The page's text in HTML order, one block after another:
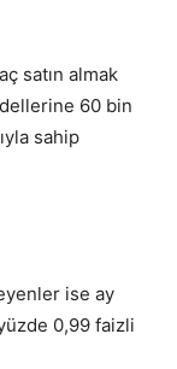
satın almak
60 bin
sahip
ise ay
0,99 faizli